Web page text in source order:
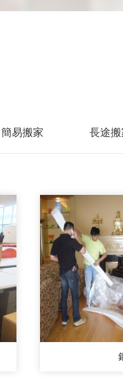
簡易搬家 長途搬